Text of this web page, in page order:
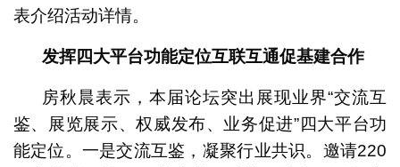
表介绍活动详情。
发挥四大平台功能定位互联互通促基建合作
房秋晨表示，本届论坛突出展现业界“交流互
鉴、展览展示、权威发布、业务促进”四大平台功
能定位。一是交流互鉴，凝聚行业共识。邀请220